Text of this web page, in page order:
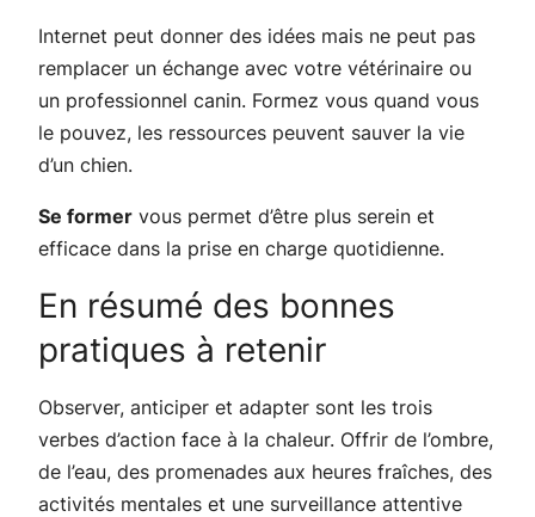
Internet peut donner des idées mais ne peut pas
remplacer un échange avec votre vétérinaire ou
un professionnel canin. Formez vous quand vous
le pouvez, les ressources peuvent sauver la vie
d’un chien.
Se former vous permet d’être plus serein et
efficace dans la prise en charge quotidienne.
En résumé des bonnes
pratiques à retenir
Observer, anticiper et adapter sont les trois
verbes d’action face à la chaleur. Offrir de l’ombre,
de l’eau, des promenades aux heures fraîches, des
activités mentales et une surveillance attentive